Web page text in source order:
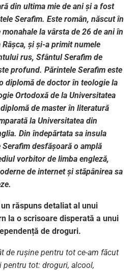
din ultima mie de ani și a fost
Serafim. Este român, născut în
la vârsta de 26 de ani în
și și-a primit numele
rus, Sfântul Serafim de
profund. Părintele Serafim este
diplomă de doctor în teologie la
Ortodoxă de la Universitatea
de master în literatură
la Universitatea din
Din îndepărtata sa insula
desfășoară o amplă
vorbitor de limba engleză,
de internet și stăpânirea sa
răspuns detaliat al unui
la o scrisoare disperată a unui
de droguri.
de rușine pentru tot ce-am făcut
pentru tot: droguri, alcool,